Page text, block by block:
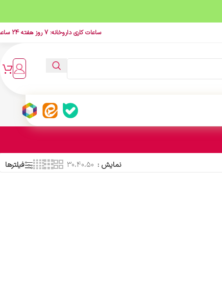
ساعات کاری داروخانه: 7 روز هفته 24 ساعت
نمایش 30،40،50 فیلترها